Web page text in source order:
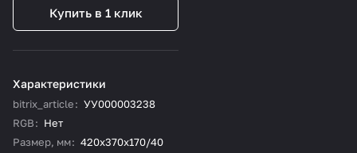
Купить в 1 клик
Характеристики
bitrix_article: УУ000003238
RGB: Нет
Размер, мм: 420x370x170/40